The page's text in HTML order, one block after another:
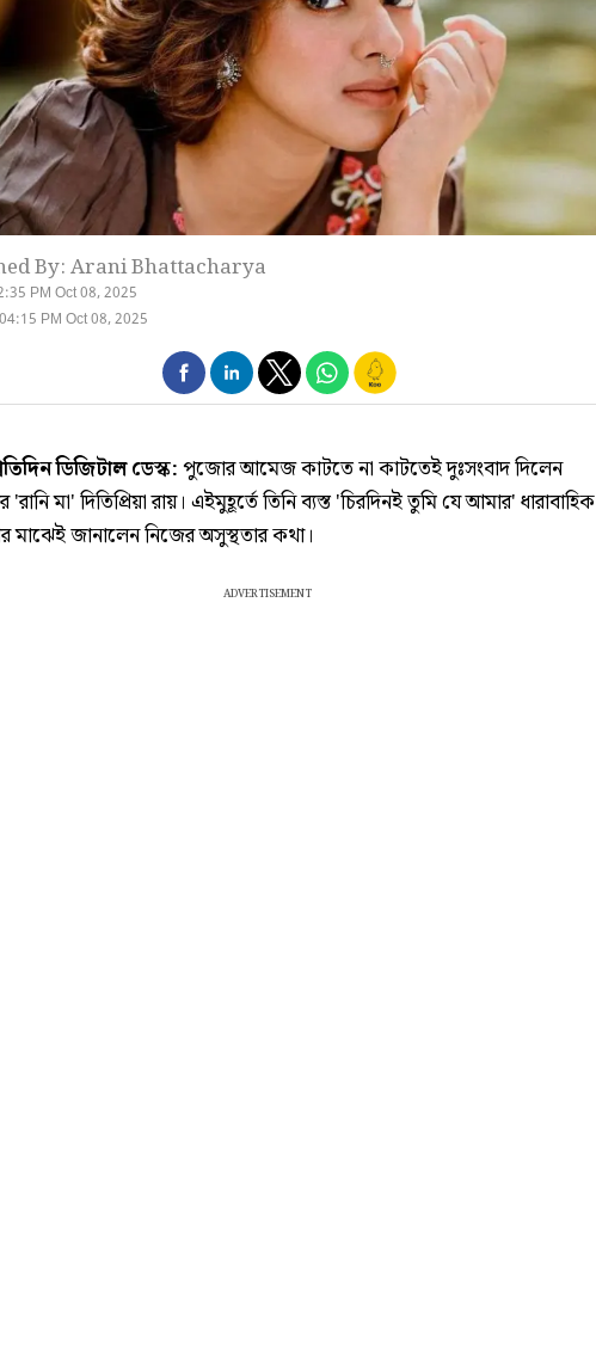
By: Arani Bhattacharya
PM Oct 08, 2025
PM Oct 08, 2025
ডিজিটাল ডেস্ক:পুজোর আমেজ কাটতে না কাটতেই দুঃসংবাদ দিলেন
'রানি মা' দিতিপ্রিয়া রায়। এইমুহূর্তে তিনি ব্যস্ত 'চিরদিনই তুমি যে আমার' ধারাবাহিক
মাঝেই জানালেন নিজের অসুস্থতার কথা।
ADVERTISEMENT